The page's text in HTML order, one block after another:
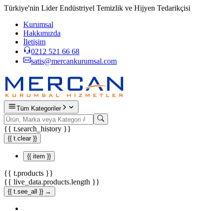
Türkiye'nin Lider Endüstriyel Temizlik ve Hijyen Tedarikçisi
Kurumsal
Hakkımızda
İletişim
0212 521 66 68
satis@mercankurumsal.com
Tüm Kategoriler
{{ t.search_history }}
{{ t.clear }}
{{ item }}
{{ t.products }}
{{ live_data.products.length }}
{{ t.see_all }} →